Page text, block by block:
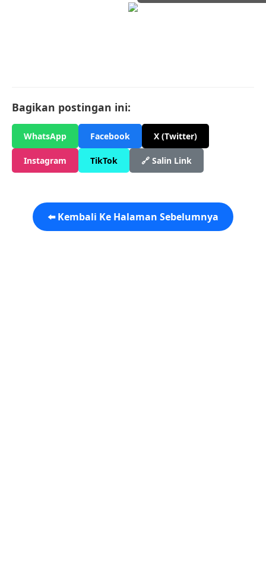
Bagikan postingan ini:
WhatsApp Facebook X (Twitter)
Instagram TikTok 🔗 Salin Link
⬅️ Kembali Ke Halaman Sebelumnya